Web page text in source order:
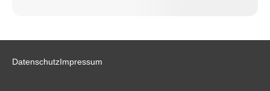
DatenschutzImpressum